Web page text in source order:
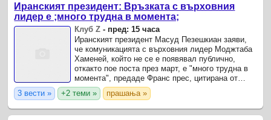
Иранският президент: Връзката с върховния
лидер е ;много трудна в момента;
Клуб Z - пред: 15 часа
Иранският президент Масуд Пезешкиан заяви,
че комуникацията с върховния лидер Моджтаба
Хаменей, който не се е появявал публично,
откакто пое поста през март, е "много трудна в
момента", предаде Франс прес, цитирана от
БТА.
3 вести » +2 теми » прашања »